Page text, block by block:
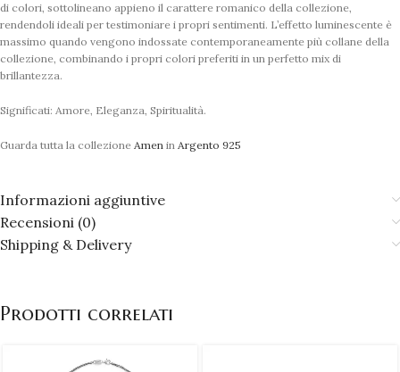
di colori, sottolineano appieno il carattere romanico della collezione,
rendendoli ideali per testimoniare i propri sentimenti. L’effetto luminescente è
massimo quando vengono indossate contemporaneamente più collane della
collezione, combinando i propri colori preferiti in un perfetto mix di
brillantezza.
Significati: Amore, Eleganza, Spiritualità.
Guarda tutta la collezione Amen in Argento 925
Informazioni aggiuntive
Recensioni (0)
Shipping & Delivery
Prodotti correlati